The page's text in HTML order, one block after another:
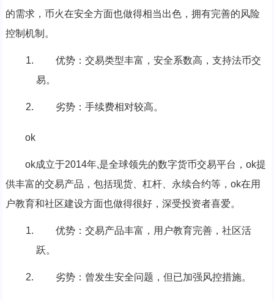
的需求，币火在安全方面也做得相当出色，拥有完善的风险
控制机制。
优势：交易类型丰富，安全系数高，支持法币交
易。
劣势：手续费相对较高。
ok
ok成立于2014年,是全球领先的数字货币交易平台，ok提
供丰富的交易产品，包括现货、杠杆、永续合约等，ok在用
户教育和社区建设方面也做得很好，深受投资者喜爱。
优势：交易产品丰富，用户教育完善，社区活
跃。
劣势：曾发生安全问题，但已加强风控措施。